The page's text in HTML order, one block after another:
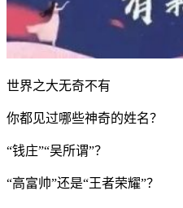
世界之大无奇不有
你都见过哪些神奇的姓名？
“钱庄”“吴所谓”？
“高富帅”还是“王者荣耀”？